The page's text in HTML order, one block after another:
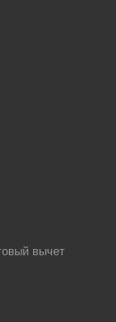
вычет